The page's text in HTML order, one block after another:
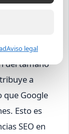
diseño
del tamaño
a
que Google
Esto es
SEO en
Aviso legal